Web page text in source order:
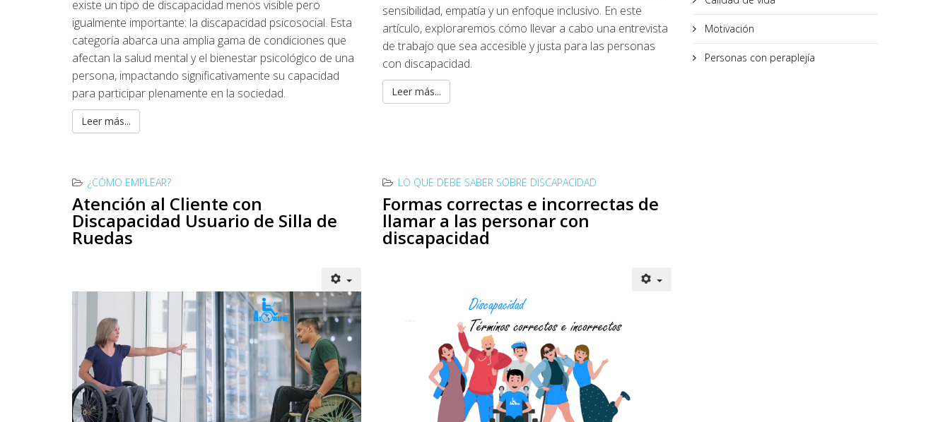
existe un tipo de discapacidad menos visible pero
igualmente importante: la discapacidad psicosocial. Esta
categoría abarca una amplia gama de condiciones que
afectan la salud mental y el bienestar psicológico de una
persona, impactando significativamente su capacidad
para participar plenamente en la sociedad.
Leer más...
sensibilidad, empatía y un enfoque inclusivo. En este
artículo, exploraremos cómo llevar a cabo una entrevista
de trabajo que sea accesible y justa para las personas
con discapacidad.
Leer más...
¿CÓMO EMPLEAR?
Atención al Cliente con
Discapacidad Usuario de Silla de
Ruedas
LO QUE DEBE SABER SOBRE DISCAPACIDAD
Formas correctas e incorrectas de
llamar a las personar con
discapacidad
Motivación
Personas con peraplejía